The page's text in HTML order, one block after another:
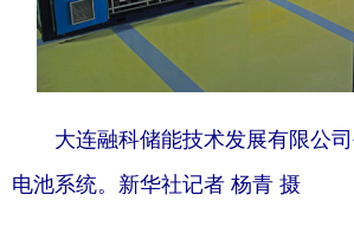
大连融科储能技术发展有限公
电池系统。新华社记者 杨青 摄